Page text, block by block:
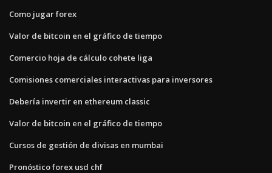
Como jugar forex
Valor de bitcoin en el gráfico de tiempo
Comercio hoja de cálculo cohete liga
Comisiones comerciales interactivas para inversores
Debería invertir en ethereum classic
Valor de bitcoin en el gráfico de tiempo
Cursos de gestión de divisas en mumbai
Pronóstico forex usd chf